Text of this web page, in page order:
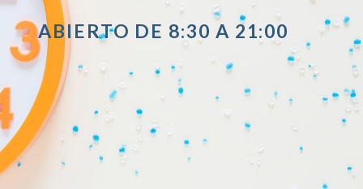
ABIERTO DE 8:30 A 21:00